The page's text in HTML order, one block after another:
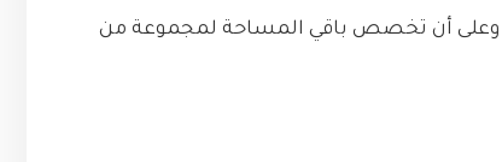
بتخصيص نسبة 20% فقط للبناء، وعلى أن تخصص باقي المساحة لمجموعة من